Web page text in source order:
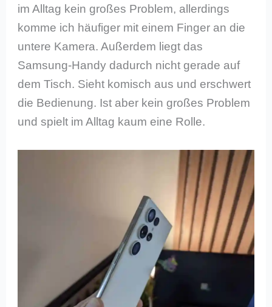
im Alltag kein großes Problem, allerdings
komme ich häufiger mit einem Finger an die
untere Kamera. Außerdem liegt das
Samsung-Handy dadurch nicht gerade auf
dem Tisch. Sieht komisch aus und erschwert
die Bedienung. Ist aber kein großes Problem
und spielt im Alltag kaum eine Rolle.